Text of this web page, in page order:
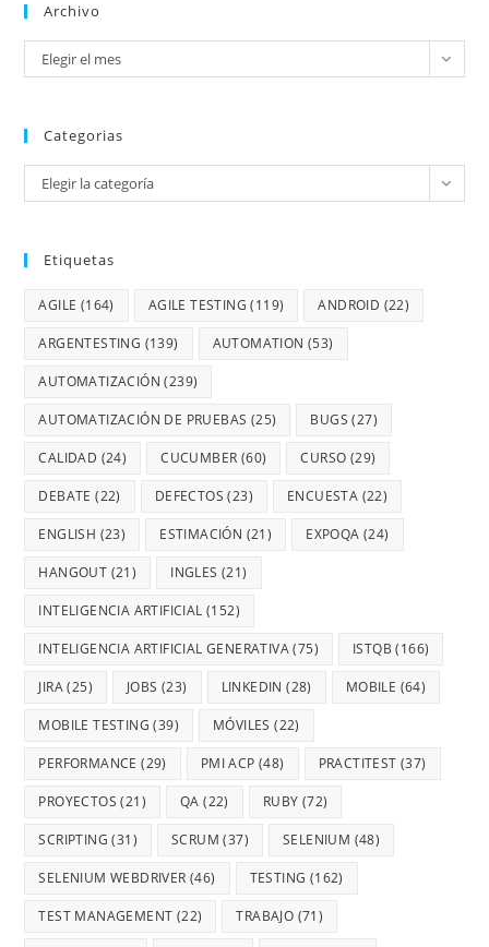
Archivo
Elegir el mes
Categorias
Elegir la categoría
Etiquetas
AGILE (164) AGILE TESTING (119) ANDROID (22)
ARGENTESTING (139) AUTOMATION (53)
AUTOMATIZACIÓN (239)
AUTOMATIZACIÓN DE PRUEBAS (25) BUGS (27)
CALIDAD (24) CUCUMBER (60) CURSO (29)
DEBATE (22) DEFECTOS (23) ENCUESTA (22)
ENGLISH (23) ESTIMACIÓN (21) EXPOQA (24)
HANGOUT (21) INGLES (21)
INTELIGENCIA ARTIFICIAL (152)
INTELIGENCIA ARTIFICIAL GENERATIVA(75) ISTQB (166)
JIRA(25) JOBS (23) LINKEDIN (28) MOBILE (64)
MOBILE TESTING (39) MÓVILES (22)
PERFORMANCE (29) PMI ACP (48) PRACTITEST (37)
PROYECTOS (21) QA (22) RUBY (72)
SCRIPTING (31) SCRUM (37) SELENIUM (48)
SELENIUM WEBDRIVER (46) TESTING (162)
TEST MANAGEMENT (22) TRABAJO (71)